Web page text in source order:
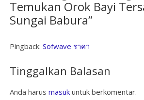
Temukan Orok Bayi
Sungai Babura”
Pingback: Sofwave ราคา
Tinggalkan Balasan
Anda harus masukuntuk berkomentar.